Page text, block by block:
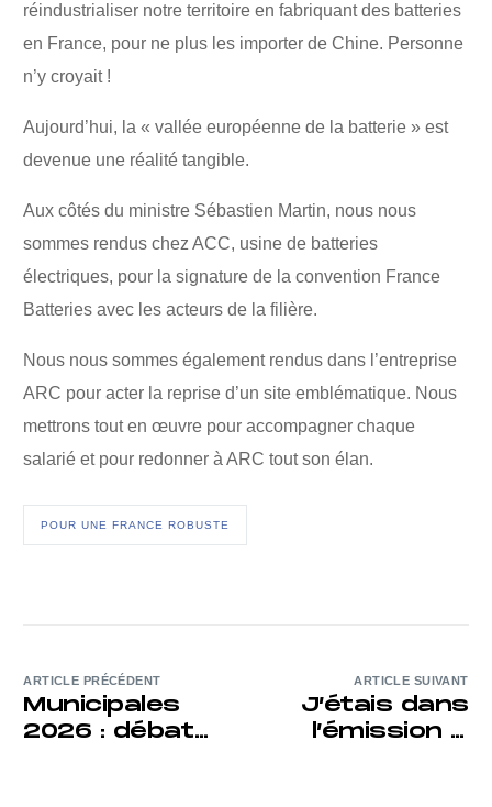
réindustrialiser notre territoire en fabriquant des batteries
en France, pour ne plus les importer de Chine. Personne
n’y croyait !
Aujourd’hui, la « vallée européenne de la batterie » est
devenue une réalité tangible.
Aux côtés du ministre Sébastien Martin, nous nous
sommes rendus chez ACC, usine de batteries
électriques, pour la signature de la convention France
Batteries avec les acteurs de la filière.
Nous nous sommes également rendus dans l’entreprise
ARC pour acter la reprise d’un site emblématique. Nous
mettrons tout en œuvre pour accompagner chaque
salarié et pour redonner à ARC tout son élan.
POUR UNE FRANCE ROBUSTE
ARTICLE PRÉCÉDENT
Municipales
2026 : débat
ARTICLE SUIVANT
J’étais dans
l’émission «